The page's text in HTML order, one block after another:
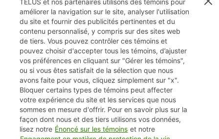
TELUS.com
Vie privée / Cookies (témoins)
Accessibilité
TELUS et nos partenaires utilisons des témoins pour
améliorer la navigation sur le site, analyser l'utilisation
du site et fournir des publicités pertinentes et du
contenu personnalisé, y compris sur des sites web
de tiers. Vous pouvez contrôler ces témoins et
pouvez choisir d'accepter tous les témoins, d’ajuster
vos préférences en cliquant sur "Gérer les témoins",
ou si vous êtes satisfait de la sélection que nous
avons faite pour vous, cliquez simplement sur "x".
Bloquer certains types de témoins peut affecter
votre expérience du site et les services que nous
sommes en mesure d'offrir. Pour en savoir plus sur la
façon dont nous et des tiers utilisons vos données,
lisez notre Énoncé sur les témoins et notre